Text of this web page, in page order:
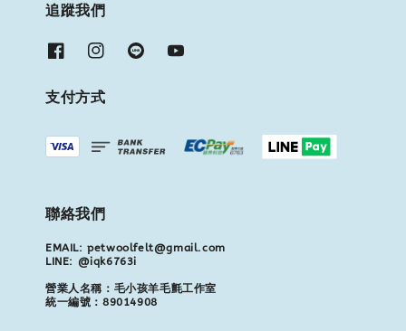
追蹤我們
支付方式
聯絡我們
EMAIL: petwoolfelt@gmail.com
LINE: @iqk6763i
營業人名稱：毛小孩羊毛氈工作室
統一編號：89014908